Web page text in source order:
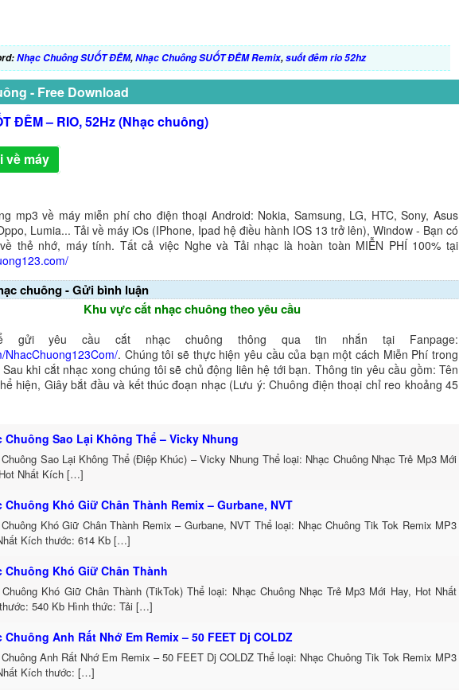
Nhạc Chuông SUỐT ĐÊM,Nhạc Chuông SUỐT ĐÊM Remix,suốt đêm rio 52hz
- Free Download
ĐÊM – RIO, 52Hz (Nhạc chuông)
về máy
mp3 về máy miễn phí cho điện thoại Android: Nokia, Samsung, LG, HTC, Sony, Asus
Lumia... Tải về máy iOs (IPhone, Ipad hệ điều hành IOS 13 trở lên), Window - Bạn có
thẻ nhớ, máy tính. Tất cả việc Nghe và Tải nhạc là hoàn toàn MIỄN PHÍ 100% tại
chuông - Gửi bình luận
Khu vực cắt nhạc chuông theo yêu cầu
gửi yêu cầu cắt nhạc chuông thông qua tin nhắn tại Fanpage:
NhacChuong123Com/. Chúng tôi sẽ thực hiện yêu cầu của bạn một cách Miễn Phí trong
khi cắt nhạc xong chúng tôi sẽ chủ động liên hệ tới bạn. Thông tin yêu cầu gồm: Tên
hiện, Giây bắt đầu và kết thúc đoạn nhạc (Lưu ý: Chuông điện thoại chỉ reo khoảng 45
Chuông Sao Lại Không Thể – Vicky Nhung
Sao Lại Không Thể (Điệp Khúc) – Vicky Nhung Thể loại: Nhạc Chuông Nhạc Trẻ Mp3 Mới
Nhất Kích […]
Chuông Khó Giữ Chân Thành Remix – Gurbane, NVT
Khó Giữ Chân Thành Remix – Gurbane, NVT Thể loại: Nhạc Chuông Tik Tok Remix MP3
Kích thước: 614 Kb […]
Chuông Khó Giữ Chân Thành
Chuông Khó Giữ Chân Thành (TikTok) Thể loại: Nhạc Chuông Nhạc Trẻ Mp3 Mới Hay, Hot Nhất
540 Kb Hình thức: Tải […]
Chuông Anh Rất Nhớ Em Remix – 50 FEET Dj COLDZ
Anh Rất Nhớ Em Remix – 50 FEET Dj COLDZ Thể loại: Nhạc Chuông Tik Tok Remix MP3
Kích thước: […]